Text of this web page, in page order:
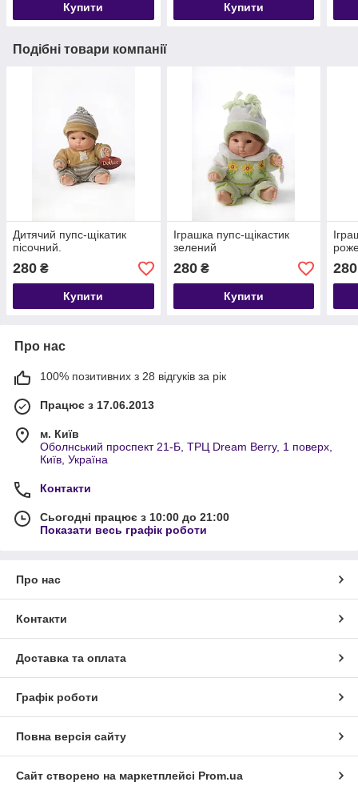
Купити Купити
Подібні товари компанії
Дитячий пупс-щікатик
пісочний.
280 ₴
Купити
Іграшка пупс-щікастик
зелений
280₴
Купити
280
Про нас
100% позитивних з 28 відгуків за рік
Працює з 17.06.2013
м. Київ
Оболнський проспект 21-Б, ТРЦ Dream Berry, 1 поверх,
Київ, Україна
Контакти
Сьогодні працює з 10:00 до 21:00
Показати весь графік роботи
Про нас
Контакти
Доставка та оплата
Графік роботи
Повна версія сайту
Сайт створено на маркетплейсі Prom.ua